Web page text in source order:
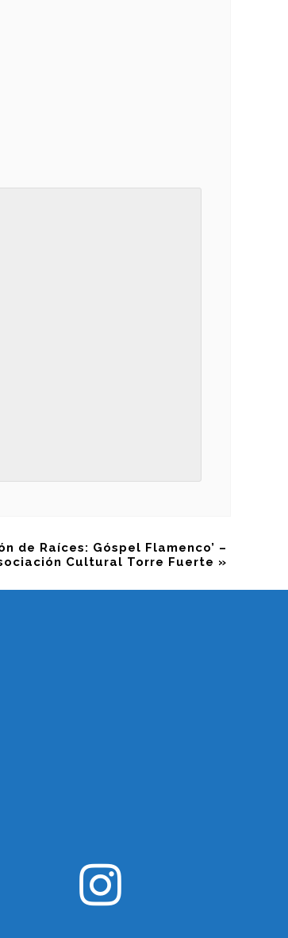
de Raíces: Góspel Flamenco’ –
Cultural Torre Fuerte »